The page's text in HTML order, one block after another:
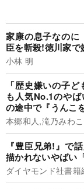
家康の息子なのに
臣を斬殺!徳川家
小林 明
「歴史嫌いの子
も人気No.1のや
の途中で『うんこ
本郷和人,滝乃みわこ
『豊臣兄弟!』で
描かれないやばい
ダイヤモンド社書籍